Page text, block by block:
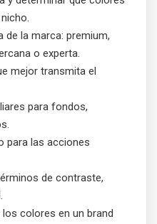
de la marca: premium,
o experta.
mejor transmita el
para fondos,
para las acciones
de contraste,
colores en un brand